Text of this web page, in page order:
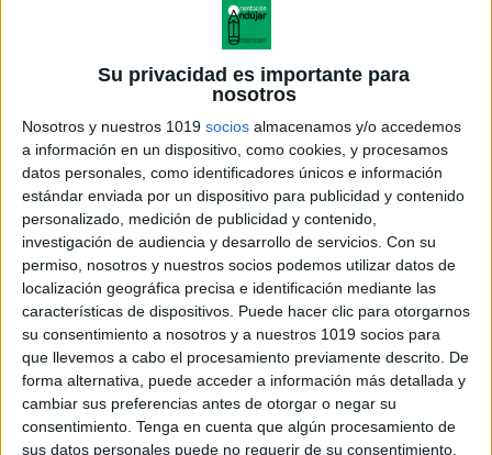
Su privacidad es importante para
nosotros
Nosotros y nuestros 1019 socios almacenamos y/o accedemos
a información en un dispositivo, como cookies, y procesamos
datos personales, como identificadores únicos e información
estándar enviada por un dispositivo para publicidad y contenido
personalizado, medición de publicidad y contenido,
investigación de audiencia y desarrollo de servicios. Con su
permiso, nosotros y nuestros socios podemos utilizar datos de
localización geográfica precisa e identificación mediante las
características de dispositivos. Puede hacer clic para otorgarnos
su consentimiento a nosotros y a nuestros 1019 socios para
que llevemos a cabo el procesamiento previamente descrito. De
forma alternativa, puede acceder a información más detallada y
cambiar sus preferencias antes de otorgar o negar su
consentimiento. Tenga en cuenta que algún procesamiento de
sus datos personales puede no requerir de su consentimiento,
Calendario julio 2025 DE ACTIVIDADES
DIVERTIDAS EN FAMILIA
Publicado el 25 junio, 2025
Hoy os traemos un material ideal para disfrutar en
verano: un calendario de actividades divertidas para
compartir en familia durante todo el mes de julio 2025.
Este recurso busca promover […]
SEGUIR LEYENDO